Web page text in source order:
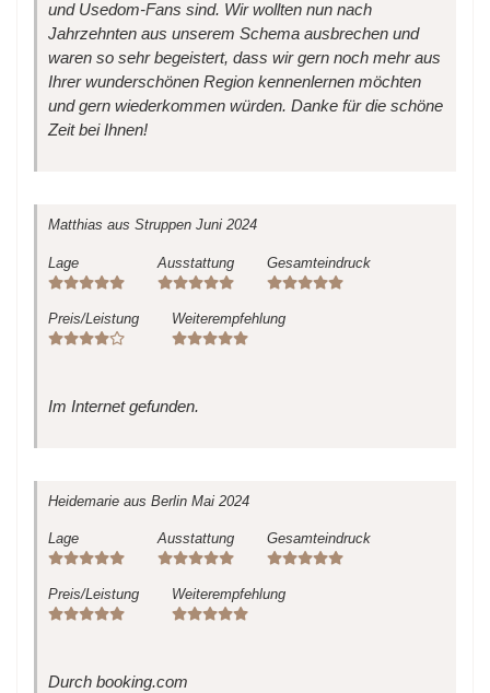
und Usedom-Fans sind. Wir wollten nun nach
Jahrzehnten aus unserem Schema ausbrechen und
waren so sehr begeistert, dass wir gern noch mehr aus
Ihrer wunderschönen Region kennenlernen möchten
und gern wiederkommen würden. Danke für die schöne
Zeit bei Ihnen!
Matthias aus Struppen Juni 2024
Lage Ausstattung Gesamteindruck
Preis/Leistung Weiterempfehlung
Im Internet gefunden.
Heidemarie aus Berlin Mai 2024
Lage Ausstattung Gesamteindruck
Preis/Leistung Weiterempfehlung
Durch booking.com